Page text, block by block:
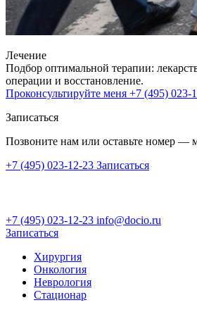
Лечение
Подбор оптимальной терапии:
операции и восстановление.
Проконсультируйте меня +7 (495) 023-
Записаться
Позвоните нам или оставьте номер —
+7 (495) 023-12-23 Записаться
+7 (495) 023-12-23 info@docio.ru
Записаться
Хирургия
Онкология
Неврология
Стационар